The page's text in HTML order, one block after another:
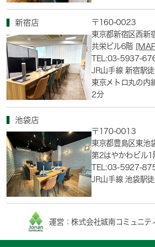
新宿店
〒160-0023
東京都新宿区西新
共栄ビル6階
TEL:03-5937-
JR山手線 新宿駅
東京メトロ丸の内
2分
池袋店
〒170-0013
東京都豊島区東池
第2はやかわビル1
TEL:03-5927-
JR山手線 池袋駅
運営：株式会社城南コミュニテ